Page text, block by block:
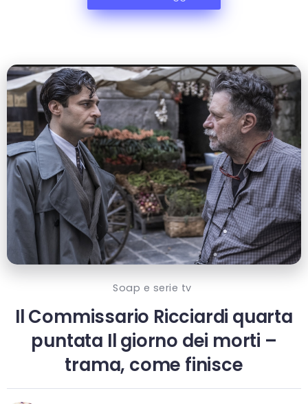
Soap e serie tv
Il Commissario Ricciardi quarta
puntata Il giorno dei morti –
trama, come finisce